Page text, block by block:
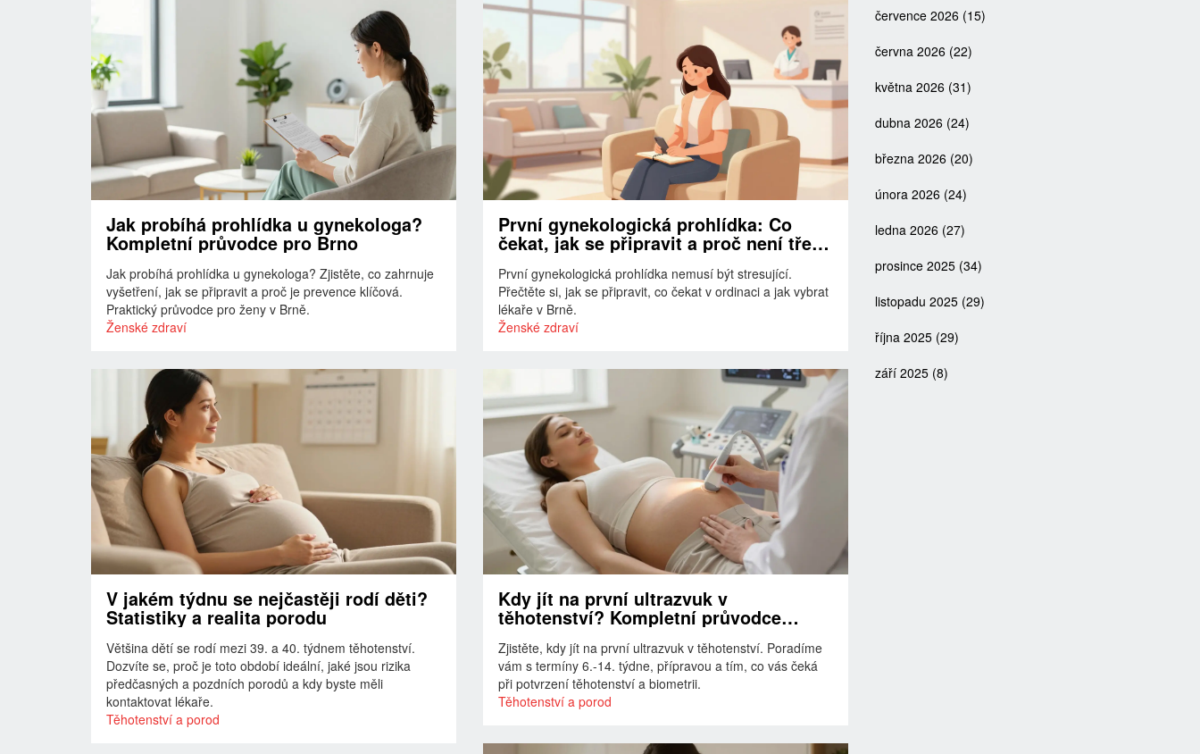
Jak probíhá prohlídka u gynekologa?
Kompletní průvodce pro Brno
Jak probíhá prohlídka u gynekologa? Zjistěte, co zahrnuje
vyšetření, jak se připravit a proč je prevence klíčová.
Praktický průvodce pro ženy v Brně.
Ženské zdraví
První gynekologická prohlídka: Co
čekat, jak se připravit a proč není třeba
První gynekologická prohlídka nemusí být stresující.
Přečtěte si, jak se připravit, co čekat v ordinaci a jak vybrat
lékaře v Brně.
Ženské zdraví
V jakém týdnu se nejčastěji rodí děti?
Statistiky a realita porodu
Většina dětí se rodí mezi 39. a 40. týdnem těhotenství.
Dozvíte se, proč je toto období ideální, jaké jsou rizika
předčasných a pozdních porodů a kdy byste měli
kontaktovat lékaře.
Těhotenství a porod
Kdy jít na první ultrazvuk v
těhotenství? Kompletní průvodce
termíny a přípravou
Zjistěte, kdy jít na první ultrazvuk v těhotenství. Poradíme
vám s termíny 6.-14. týdne, přípravou a tím, co vás čeká
při potvrzení těhotenství a biometrii.
Těhotenství a porod
července 2026 (15)
června 2026 (22)
května 2026 (31)
dubna 2026 (24)
března 2026 (20)
února 2026 (24)
ledna 2026 (27)
prosince 2025 (34)
listopadu 2025 (29)
října 2025 (29)
září 2025 (8)